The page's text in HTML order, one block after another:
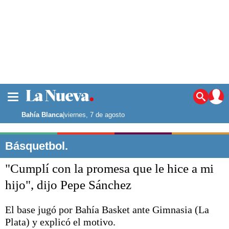
Noticias
La ciudad
Punta Alta
El mundo
Seguridad
Deportes
Escenario Olímpico
Liga del Sur
Bahía Blanca|viernes, 7 de agosto
Básquetbol.
"Cumplí con la promesa que le hice a mi
hijo", dijo Pepe Sánchez
El base jugó por Bahía Basket ante Gimnasia (La
Plata) y explicó el motivo.